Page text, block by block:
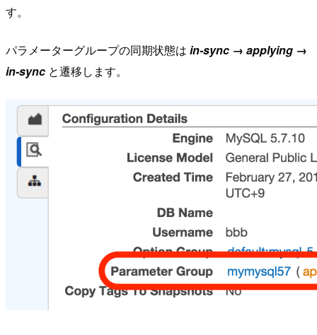
す。
パラメーターグループの同期状態は in-sync → applying →
in-sync と遷移します。